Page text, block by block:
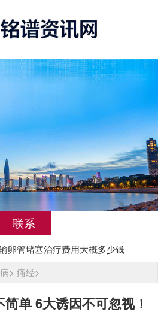
联系
输卵管堵塞治疗费用大概多少钱
输卵管堵塞的常见症状有哪些
卵管堵塞治疗费用大概多少
卵管堵塞怎么治疗费用大概多少
堵塞是什么原因引起的有哪些表现
管堵塞不能怀孕怎么办 有哪些治疗方
卵管堵塞治疗费用大概多少钱
卵管堵塞的常见症状有哪些
卵管堵塞怎么治疗费用大概多少
> 痛经>
单 6大诱因不可忽视！